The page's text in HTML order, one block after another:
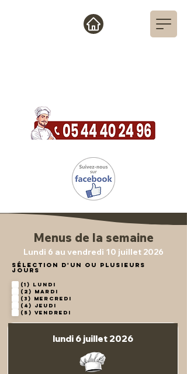
Menus de la semaine
Lundi 6 au vendredi 10 juillet 2026
Sélection d'un ou plusieurs
jours
(1) Lundi
(2) Mardi
(3) Mercredi
(4) Jeudi
(5) Vendredi
lundi 6 juillet 2026